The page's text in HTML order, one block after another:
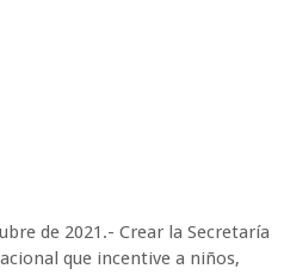
de 2021.- Crear la Secretaría
que incentive a niños,